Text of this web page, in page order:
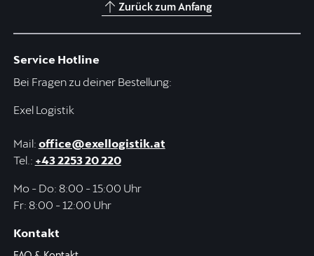
Zurück zum Anfang
Service Hotline
Bei Fragen zu deiner Bestellung:
Exel Logistik
Mail: office@exellogistik.at
Tel.: +43 2253 20 220
Mo - Do: 8:00 - 15:00 Uhr
Fr: 8:00 - 12:00 Uhr
Kontakt